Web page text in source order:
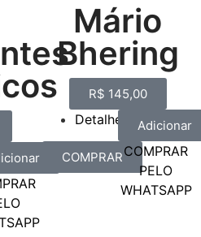
Mário
Bhering
R$ 145,00
Detalhes Adicionar
COMPRARCOMPRAR
PELO
WHATSAPP